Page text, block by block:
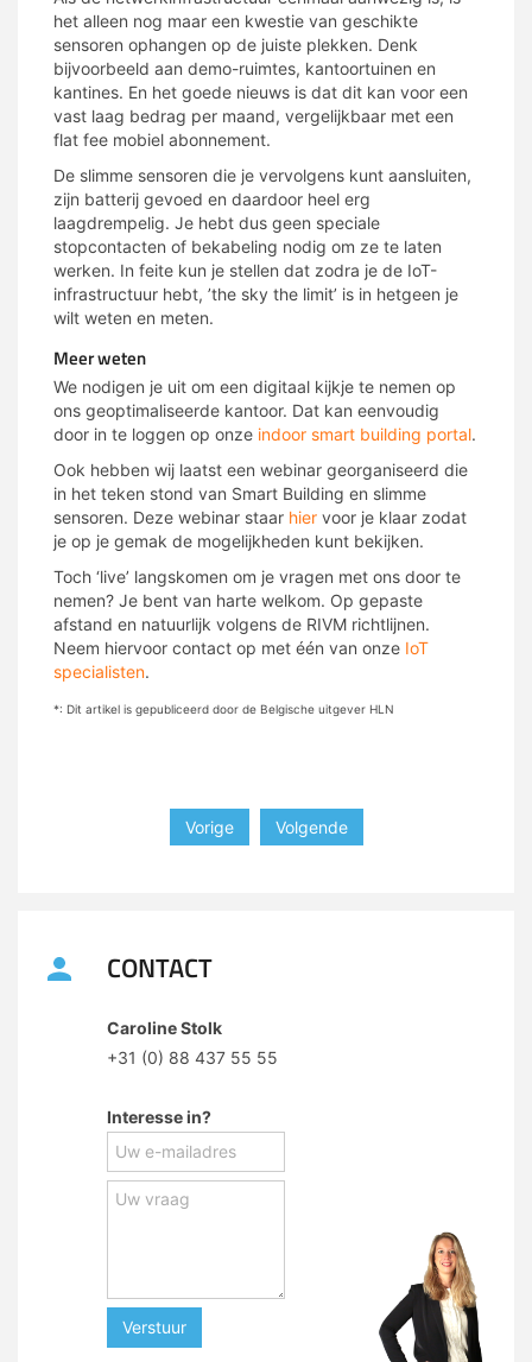
het alleen nog maar een kwestie van geschikte
sensoren ophangen op de juiste plekken. Denk
bijvoorbeeld aan demo-ruimtes, kantoortuinen en
kantines. En het goede nieuws is dat dit kan voor een
vast laag bedrag per maand, vergelijkbaar met een
flat fee mobiel abonnement.
De slimme sensoren die je vervolgens kunt aansluiten,
zijn batterij gevoed en daardoor heel erg
laagdrempelig. Je hebt dus geen speciale
stopcontacten of bekabeling nodig om ze te laten
werken. In feite kun je stellen dat zodra je de IoT-
infrastructuur hebt, ’the sky the limit’ is in hetgeen je
wilt weten en meten.
Meer weten
We nodigen je uit om een digitaal kijkje te nemen op
ons geoptimaliseerde kantoor. Dat kan eenvoudig
door in te loggen op onze indoor smart building portal.
Ook hebben wij laatst een webinar georganiseerd die
in het teken stond van Smart Building en slimme
sensoren. Deze webinar staar hier voor je klaar zodat
je op je gemak de mogelijkheden kunt bekijken.
Toch ‘live’ langskomen om je vragen met ons door te
nemen? Je bent van harte welkom. Op gepaste
afstand en natuurlijk volgens de RIVM richtlijnen.
Neem hiervoor contact op met één van onze IoT
specialisten.
*: Dit artikel is gepubliceerd door de Belgische uitgever HLN
Vorige Volgende
CONTACT
Caroline Stolk
+31 (0) 88 437 55 55
Interesse in?
Verstuur